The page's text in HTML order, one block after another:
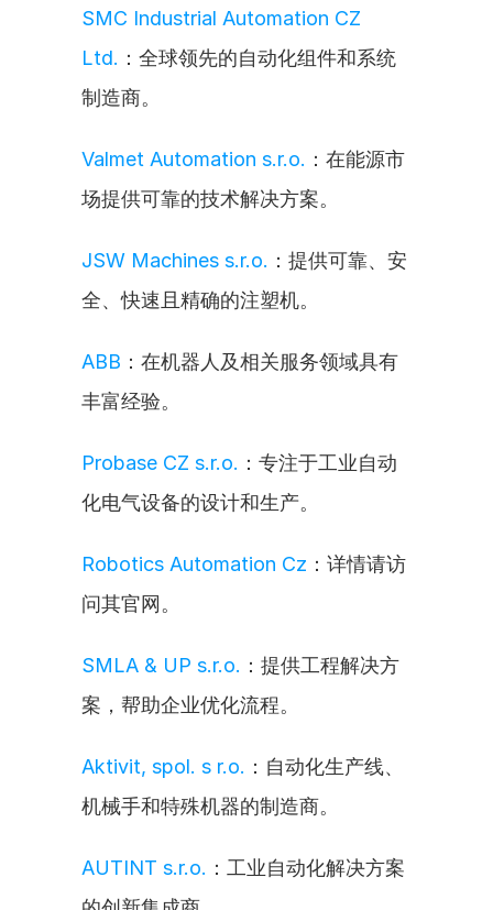
SMC Industrial Automation CZ
Ltd. ：全球领先的自动化组件和系统
制造商。
Valmet Automation s.r.o. ：在能源市
场提供可靠的技术解决方案。
JSW Machines s.r.o. ：提供可靠、安
全、快速且精确的注塑机。
ABB ：在机器人及相关服务领域具有
丰富经验。
Probase CZ s.r.o. ：专注于工业自动
化电气设备的设计和生产。
Robotics Automation Cz ：详情请访
问其官网。
SMLA & UP s.r.o. ：提供工程解决方
案，帮助企业优化流程。
Aktivit, spol. s r.o. ：自动化生产线、
机械手和特殊机器的制造商。
AUTINT s.r.o. ：工业自动化解决方案